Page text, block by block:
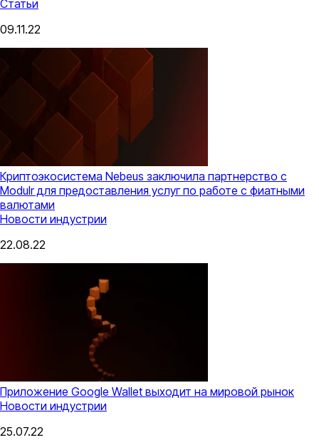
Статьи
09.11.22
Криптоэкосистема Nebeus заключила партнерство с
Modulr для предоставления услуг по работе с фиатными
валютами
Новости индустрии
22.08.22
Приложение Google Wallet выходит на мировой рынок
Новости индустрии
25.07.22